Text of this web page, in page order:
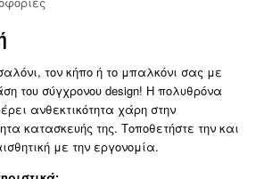
τον κήπο ή το μπαλκόνι σας με
του σύγχρονου design! Η πολυθρόνα
ανθεκτικότητα χάρη στην
κατασκευής της. Τοποθετήστε την και
με την εργονομία.